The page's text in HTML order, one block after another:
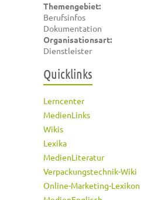
Themengebiet:
Berufsinfos
Dokumentation
Organisationsart:
Dienstleister
Quicklinks
Lerncenter
MedienLinks
Wikis
Lexika
MedienLiteratur
Verpackungstechnik-Wiki
Online-Marketing-Lexikon